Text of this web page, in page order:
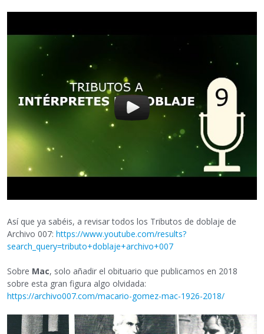
Así que ya sabéis, a revisar todos los Tributos de doblaje de
Archivo 007: https://www.youtube.com/results?
search_query=tributo+doblaje+archivo+007
Sobre Mac, solo añadir el obituario que publicamos en 2018
sobre esta gran figura algo olvidada:
https://archivo007.com/macario-gomez-mac-1926-2018/